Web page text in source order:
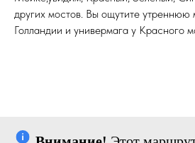
других мостов. Вы ощутите
Голландии и универмага у Красного